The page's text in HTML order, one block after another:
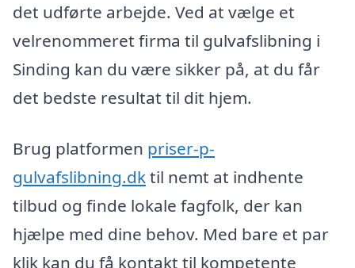
det udførte arbejde. Ved at vælge et
velrenommeret firma til gulvafslibning i
Sinding kan du være sikker på, at du får
det bedste resultat til dit hjem.
Brug platformen priser-p-
gulvafslibning.dktil nemt at indhente
tilbud og finde lokale fagfolk, der kan
hjælpe med dine behov. Med bare et par
klik kan du få kontakt til kompetente